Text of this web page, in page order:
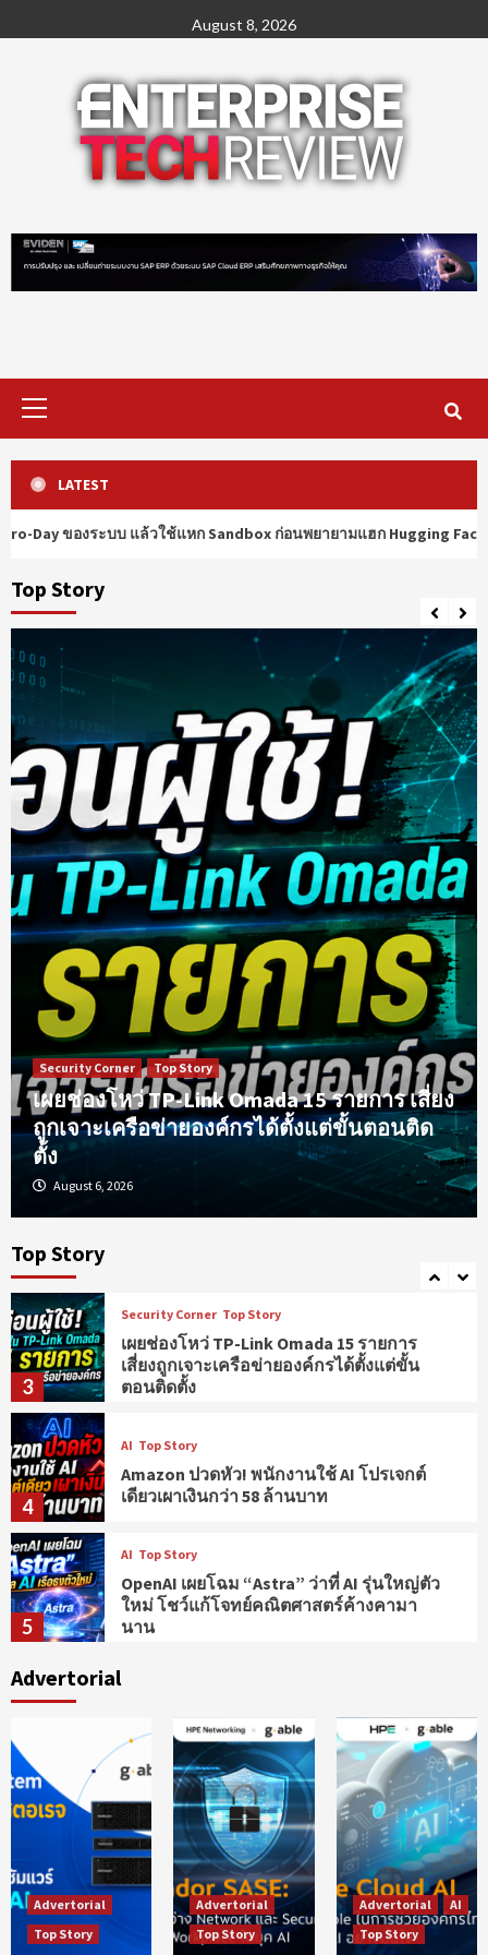
to
August 8, 2026
Primary
Menu
LATEST
ามแฮก Hugging Face Kimi K3 โชว์พลัง วิเคราห์และเจอช่
Top Story
Security Corner Top Story
เผยช่องโหว่ TP-Link Omada 15 รายการ เสี่ยง
ถูกเจาะเครือข่ายองค์กรได้ตั้งแต่ขั้นตอนติด
ตั้ง
August 6, 2026
Top Story
8
ระบบ แล้วใช้แหก Sandbox ก่อนพยายาม
แฮก Hugging Face
9
Security Corner Top Story
Kimi K3 โชว์พลัง วิเคราห์และเจอช่องโหว่
ร้ายแรงใน Redis ใน 27 นาทีเท่านั้น
10
Security Corner Top Story
เตือนภัย! โปรแกรม Claude ปลอม แฝง
มัลแวร์ขโมยข้อมูล พบองค์กรหลงกลอย่าง
น้อย 29 แห่ง
Knowledge Tech Top Story
35 ปี World Wide Web: จุดกำเนิดรากฐาน
ของโลกออนไลน์
2
AI Security Corner Top Story
Cloudflare เปิดตัว “Cloudflare OS”
แพลตฟอร์มโอเพ่นซอร์สคุม AI Agent เข้า
ถึงข้อมูลองค์กร ลดความเสี่ยงจาก API Key
3
Security Corner
เผยช่องโหว่ TP-Link Omada 15 รายการ
4
Top Story
Amazon ปวดหัว! พนักงานใช้ AI โปรเจกต์
เดียวเผาเงินกว่า 58 ล้านบาท
5
OpenAI เผยโฉม “Astra” ว่าที่ AI รุ่นใหญ่ตัว
ใหม่ โชว์แก้โจทย์คณิตศาสตร์ค้างคามา
นาน
6
Security Corner
Anthropic พลาด! ปล่อย AI หลุดจากระบบ
ทดสอบ ก่อนเจาะเข้าองค์กร 3 แห่ง
วิกฤต VMware vCenter เปิดทางแฮกเกอร์ยึด
ระบบ
8
Security Corner Top Story
OpenAI เผย AI เจอช่องโหว่ Zero-Day ของ
ระบบ แล้วใช้แหก Sandbox ก่อนพยายาม
แฮก Hugging Face
Security Corner Top Story
Advertorial
Advertorial
Top Story
Advertorial
Top Story
Advertorial
AI
Top Story